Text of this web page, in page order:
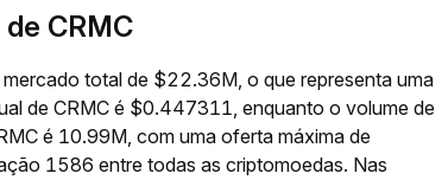
CRMC
total de $22.36M, o que representa uma
de CRMC é $0.447311, enquanto o volume de
é 10.99M, com uma oferta máxima de
1586 entre todas as criptomoedas. Nas